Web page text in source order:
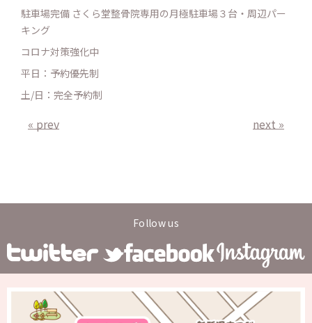
駐車場完備 さくら堂整骨院専用の月極駐車場３台・周辺パー
キング
コロナ対策強化中
平日：予約優先制
土/日：完全予約制
« prev next »
Follow us